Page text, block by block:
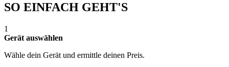
SO EINFACH GEHT'S
1
Gerät auswählen
Wähle dein Gerät und ermittle deinen Preis.